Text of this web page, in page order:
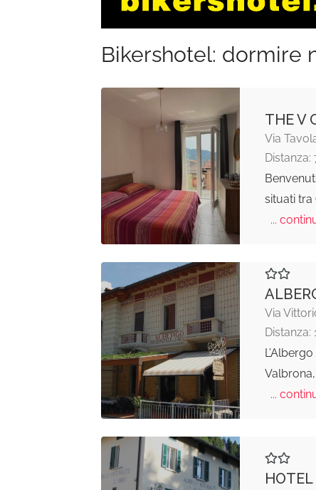
Bikershotel: dormire
THE V
Via
Distanza:
situati tra
...
Via
Distanza:
...